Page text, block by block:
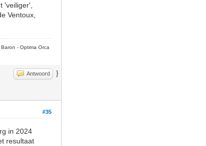
'veiliger',
Ventoux,
- Optima Orca
Antwoord }
#35
in 2024
resultaat